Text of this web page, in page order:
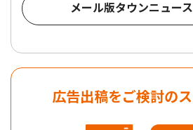
メール版タウンニュー
広告出稿をご検討の